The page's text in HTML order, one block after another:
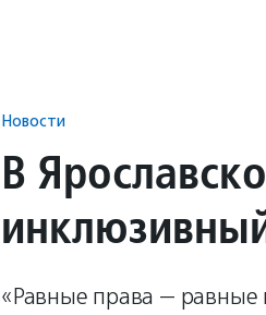
Новости
В
«Равные права —